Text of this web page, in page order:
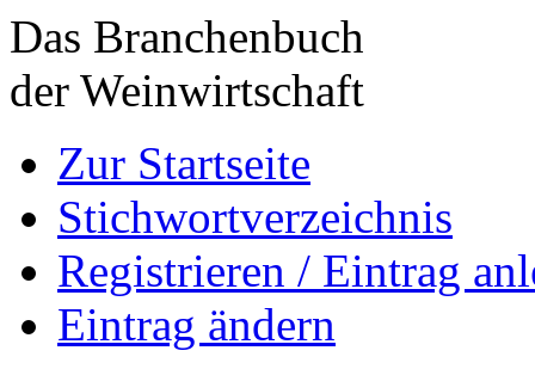
Das Branchenbuch
der Weinwirtschaft
Zur Startseite
Stichwortverzeichnis
Registrieren / Eintrag
Eintrag ändern